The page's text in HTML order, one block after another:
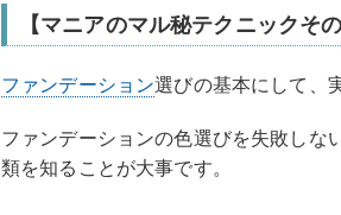
【マニアのマル秘テクニックそ
ファンデーション選びの基本にして、
ファンデーションの色選びを失敗しな
類を知ることが大事です。